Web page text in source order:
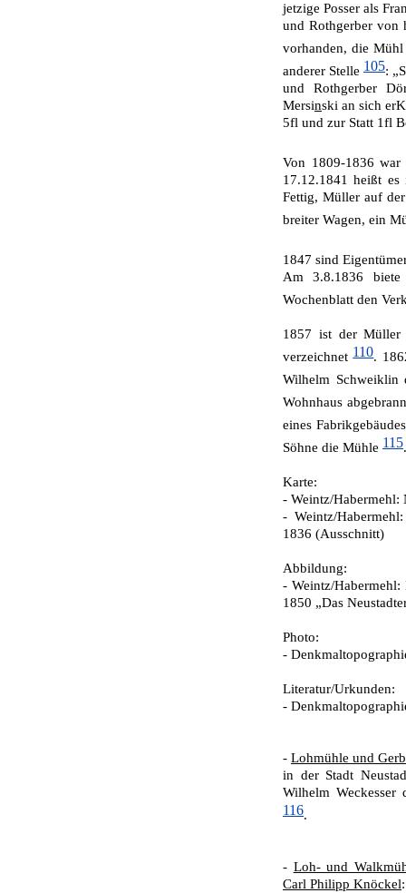
jetzige Posser als
und Ro­thgerber von
vorhanden, die
anderer Stelle 105:
und Rothgerber
Mersinski an sich
5fl und zur Statt 1fl
Von 1809-1836
17.12.1841 heißt es
Fettig, Müller auf
breiter Wagen, ein
1847 sind
Am 3.8.1836
Wochenblatt den
1857 ist der Müller
verzeichnet110.
Wilhelm
Wohnhaus
eines
Söhne die Mühle 115.
Karte:
- Weintz/Habermehl:
- Weintz/
1836 (Ausschnitt)
Abbildung:
- Weintz/
1850 „Das
Photo:
-
Literatur/Urkunden:
-
- Lohmühle und
in der Stadt
Wilhelm
116.
- Loh- und
Carl Philipp Knöckel: